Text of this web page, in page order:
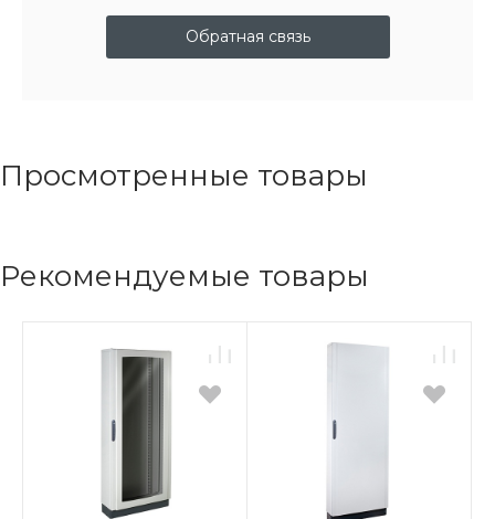
Обратная связь
Просмотренные товары
Рекомендуемые товары